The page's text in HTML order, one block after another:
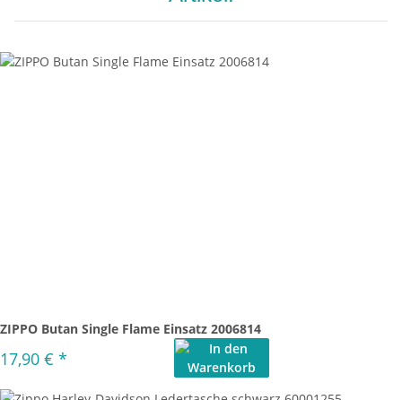
ZIPPO Butan Single Flame Einsatz 2006814
17,90 € *